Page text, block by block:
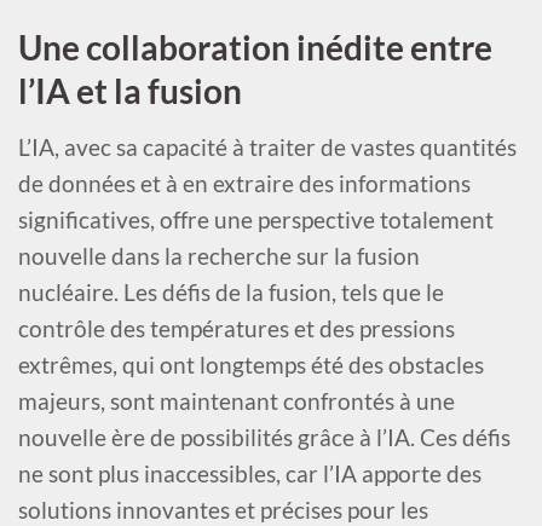
Une collaboration inédite entre
l’IA et la fusion
L’IA, avec sa capacité à traiter de vastes quantités
de données et à en extraire des informations
significatives, offre une perspective totalement
nouvelle dans la recherche sur la fusion
nucléaire. Les défis de la fusion, tels que le
contrôle des températures et des pressions
extrêmes, qui ont longtemps été des obstacles
majeurs, sont maintenant confrontés à une
nouvelle ère de possibilités grâce à l’IA. Ces défis
ne sont plus inaccessibles, car l’IA apporte des
solutions innovantes et précises pour les